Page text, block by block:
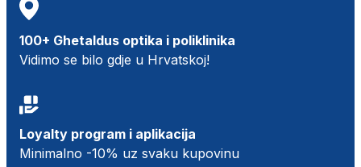
100+ Ghetaldus optika i poliklinika
Vidimo se bilo gdje u Hrvatskoj!
Loyalty program i aplikacija
Minimalno -10% uz svaku kupovinu